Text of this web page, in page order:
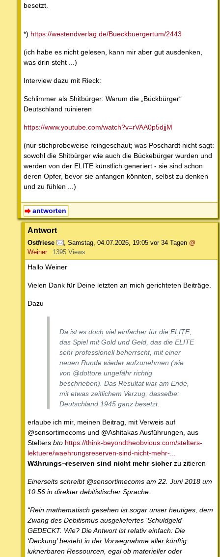
besetzt.
*) https://westendverlag.de/Bueckbuergertum/2443
(ich habe es nicht gelesen, kann mir aber gut ausdenken,
was drin steht ...)
Interview dazu mit Rieck:
Schlimmer als Shitbürger: Warum die „Bückbürger“
Deutschland ruinieren
https://www.youtube.com/watch?v=rVAA0p5djjM
(nur stichprobeweise reingeschaut; was Poschardt nicht sagt:
sowohl die Shitbürger wie auch die Bückebürger wurden und
werden von der ELITE künstlich generiert - sie sind schon
deren Opfer, bevor sie anfangen könnten, selbst zu denken
und zu fühlen ...)
antworten
Antwort
Ostfriese , Samstag, 04.07.2026, 19:05 vor 34 Tagen @
Weiner
1395 Views
Hallo Weiner
Vielen Dank für Deine letzten an mich gerichteten Beiträge.
Dazu
Da ist es doch viel einfacher für die ELITE,
das Spiel mit Gold und Geld, das die ELITE
sehr professionell beherrscht, mit einer
neuen Runde wieder aufzunehmen (wie
von @dottore ungefähr richtig
beschrieben). Das Resultat war am Ende,
mit etwas zeitlichem Verzug, dasselbe:
Deutschland 1945 ganz besetzt.
erlaube ich mir, meinen Beitrag, mit Verweis auf
@sensortimecoms und @Ashitakas Ausführungen, aus
Stelters bto https://think-beyondtheobvious.com/stelters-
lektuere/waehrungsreserven-sind-nicht-mehr-...
Währungs¬reserven sind nicht mehr sicherzu zitieren
Einerseits schreibt @sensortimecoms am 22. Juni 2018 um
10:56 in direkter debitistischer Sprache:
“Rein mathematisch gesehen ist sogar unser heutiges, dem
Zwang des Debitismus ausgeliefertes ‘Schuldgeld’
GEDECKT. Wie? Die Antwort ist relativ einfach: Die
‘Deckung’ besteht in der Vorwegnahme aller künftig
lukrierbaren Ressourcen, egal ob materieller oder